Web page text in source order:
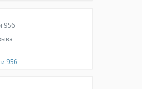
956
956